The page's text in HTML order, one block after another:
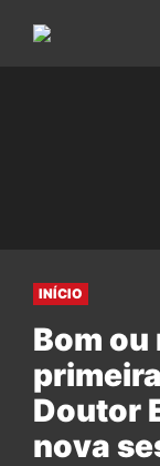
INÍCIO
Bom
Doutor
nova